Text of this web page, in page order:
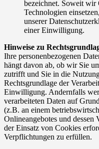
bezeichnet. Soweit wir
Technologien
unserer
einer Einwilligung.
Hinweise zu
Ihre personenbezogenen
hängt davon ab, ob wir Sie
zutrifft und Sie in die
Rechtsgrundlage der
Einwilligung. Andernfalls
verarbeiteten Daten auf
(z.B. an einem
Onlineangebotes und dessen
der Einsatz von Cookies
Verpflichtungen zu erfüllen.